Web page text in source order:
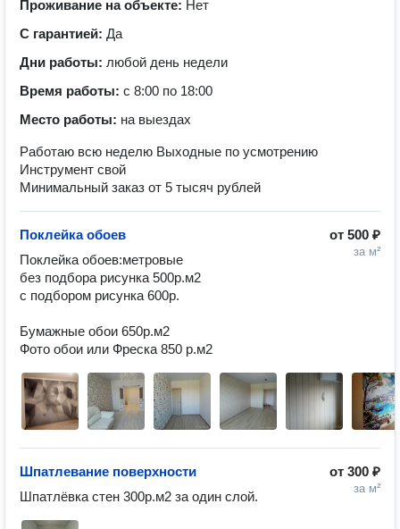
Проживание на объекте: Нет
С гарантией: Да
Дни работы: любой день недели
Время работы: с 8:00 по 18:00
Место работы: на выездах
Работаю всю неделю Выходные по усмотрению
Инструмент свой
Минимальный заказ от 5 тысяч рублей
от 500 ₽
за м²
Поклейка обоев
Поклейка обоев:метровые
без подбора рисунка 500р.м2
с подбором рисунка 600р.
Бумажные обои 650р.м2
Фото обои или Фреска 850 р.м2
от 300 ₽
за м²
Шпатлевание поверхности
Шпатлёвка стен 300р.м2 за один слой.